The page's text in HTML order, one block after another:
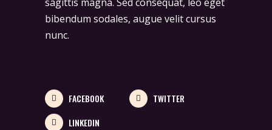
bibendum sodales, augue velit cursus
nunc.
FACEBOOK
TWITTER
LINKEDIN